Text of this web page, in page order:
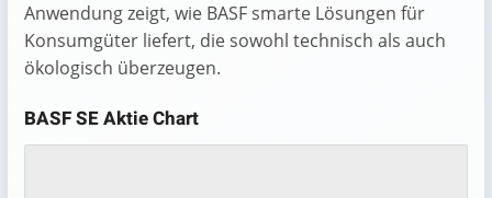
Anwendung zeigt, wie BASF smarte Lösungen für
Konsumgüter liefert, die sowohl technisch als auch
ökologisch überzeugen.
BASF SE Aktie Chart